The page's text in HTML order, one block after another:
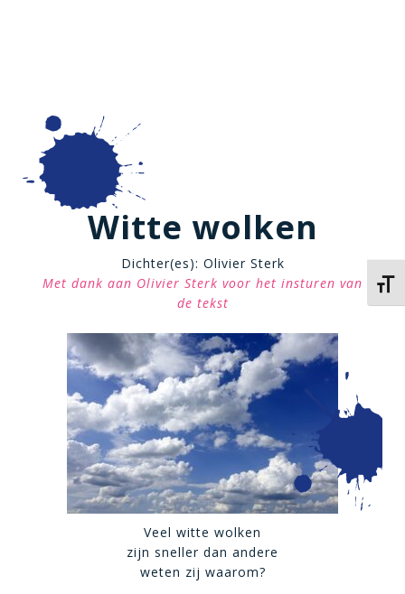
Witte wolken
Dichter(es): Olivier Sterk
Met dank aan Olivier Sterk voor het insturen van
de tekst
Veel witte wolken
zijn sneller dan andere
weten zij waarom?